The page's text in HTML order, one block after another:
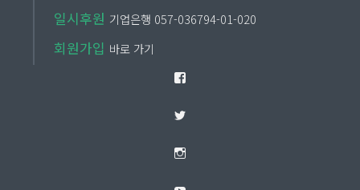
일시후원 기업은행 057-036794-01-020
회원가입 바로 가기
Facebook
Twitter
Instagram